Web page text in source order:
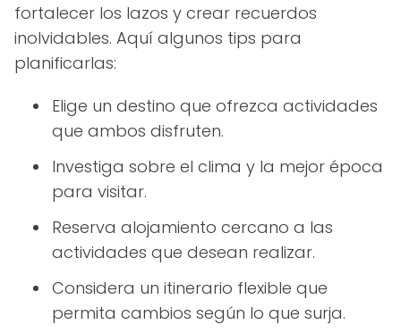
fortalecer los lazos y crear recuerdos
inolvidables. Aquí algunos tips para
planificarlas:
Elige un destino que ofrezca actividades
que ambos disfruten.
Investiga sobre el clima y la mejor época
para visitar.
Reserva alojamiento cercano a las
actividades que desean realizar.
Considera un itinerario flexible que
permita cambios según lo que surja.